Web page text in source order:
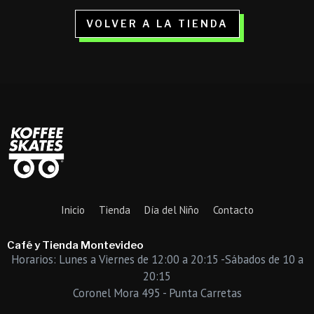
VOLVER A LA TIENDA
Inicio Tienda Día del Niño Contacto
Café y Tienda Montevideo
Horarios: Lunes a Viernes de 12:00 a 20:15 -Sábados de 10 a
20:15
Coronel Mora 495 - Punta Carretas